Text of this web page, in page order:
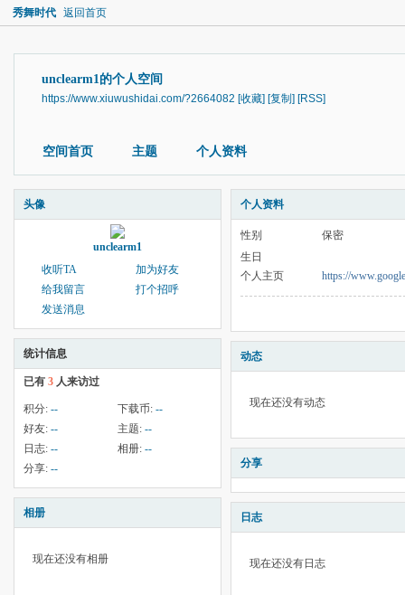
秀舞时代 返回首页
unclearm1的个人空间
https://www.xiuwushidai.com/?2664082 [收藏] [复制] [RSS]
空间首页 主题 个人资料
头像
unclearm1
收听TA
加为好友
给我留言
打个招呼
发送消息
统计信息
已有 3 人来访过
积分: -- 下载币: --
好友: -- 主题: --
日志: -- 相册: --
分享: --
相册
现在还没有相册
个人资料
性别
保密
生日
个人主页
https://
动态
现在还没有动态
分享
日志
现在还没有日志